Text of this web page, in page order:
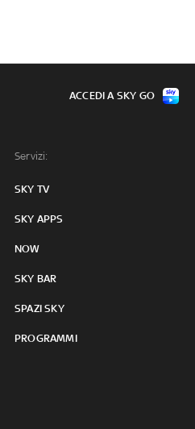
Servizi:
SKY TV
SKY APPS
NOW
SKY BAR
SPAZI SKY
PROGRAMMI
ACCEDI A SKY GO